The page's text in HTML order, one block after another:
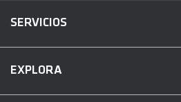
SERVICIOS
EXPLORA